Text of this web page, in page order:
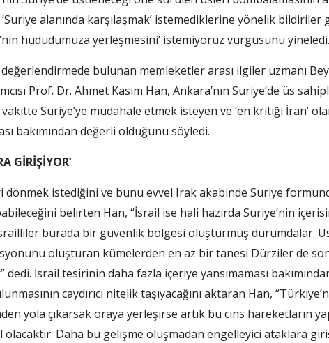
alanında karşılaşmak’ istemediklerine yönelik bildiriler
hududumuza yerleşmesini’ istemiyoruz vurgusunu yineledi.
bulunan memleketler arası ilgiler uzmanı
Prof. Dr. Ahmet Kasım Han, Ankara’nın Suriye’de üs
Suriye’ye müdahale etmek isteyen ve ‘en kritiği İran’
bakımından değerli olduğunu söyledi.
GİRİŞİYOR’
dönmek istediğini ve bunu evvel Irak akabinde Suriye
belirten Han, “İsrail ise hali hazırda Suriye’nin
İsrailliler burada bir güvenlik bölgesi oluşturmuş durumdalar.
oluşturan kümelerden en az bir tanesi Dürziler de
dedi. İsrail tesirinin daha fazla içeriye yansımaması
caydırıcı nitelik taşıyacağını aktaran Han,
yola çıkarsak oraya yerleşirse artık bu cins hareketların
olacaktır. Daha bu gelişme oluşmadan engelleyici ataklara